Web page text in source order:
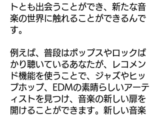
トとも出会うことができ、新たな音
楽の世界に触れることができるんで
す。
例えば、普段はポップスやロックば
かり聴いているあなたが、レコメン
ド機能を使うことで、ジャズやヒッ
プホップ、EDMの素晴らしいアーテ
ィストを見つけ、音楽の新しい扉を
開けることができます。新しい音楽